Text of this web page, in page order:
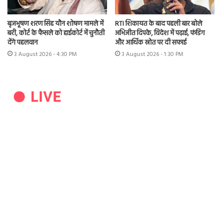
बृजभूषण शरण सिंह यौन शोषण मामले में
बरी, कोर्ट के फैसले को हाईकोर्ट में चुनौती
देंगे पहलवान
3 August 2026 - 4:30 PM
RTI शिकायत के बाद पहली बार बोले
अभिजीत दिपके, विदेश में पढ़ाई, फंडिंग
और आर्थिक स्रोत पर दी सफाई
3 August 2026 - 1:30 PM